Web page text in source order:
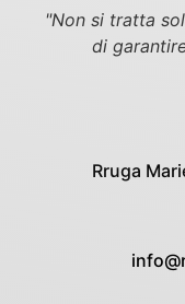
"Non si tratta
di
Rruga